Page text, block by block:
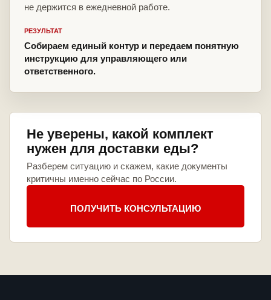
не держится в ежедневной работе.
РЕЗУЛЬТАТ
Собираем единый контур и передаем понятную
инструкцию для управляющего или
ответственного.
Не уверены, какой комплект
нужен для доставки еды?
Разберем ситуацию и скажем, какие документы
критичны именно сейчас по России.
ПОЛУЧИТЬ КОНСУЛЬТАЦИЮ